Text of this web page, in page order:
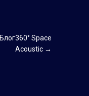
Блог360° Space
Acoustic →